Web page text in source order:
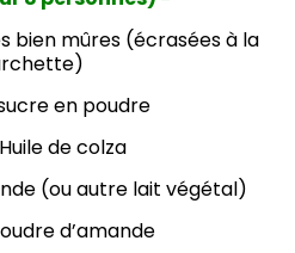
bien mûres (écrasées à la
en poudre
de colza
(ou autre lait végétal)
d’amande